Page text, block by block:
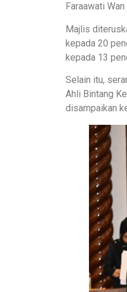
Faraawati Wan
Majlis
kepada 20
kepada 13
Selain itu,
Ahli Bintang
disampaikan